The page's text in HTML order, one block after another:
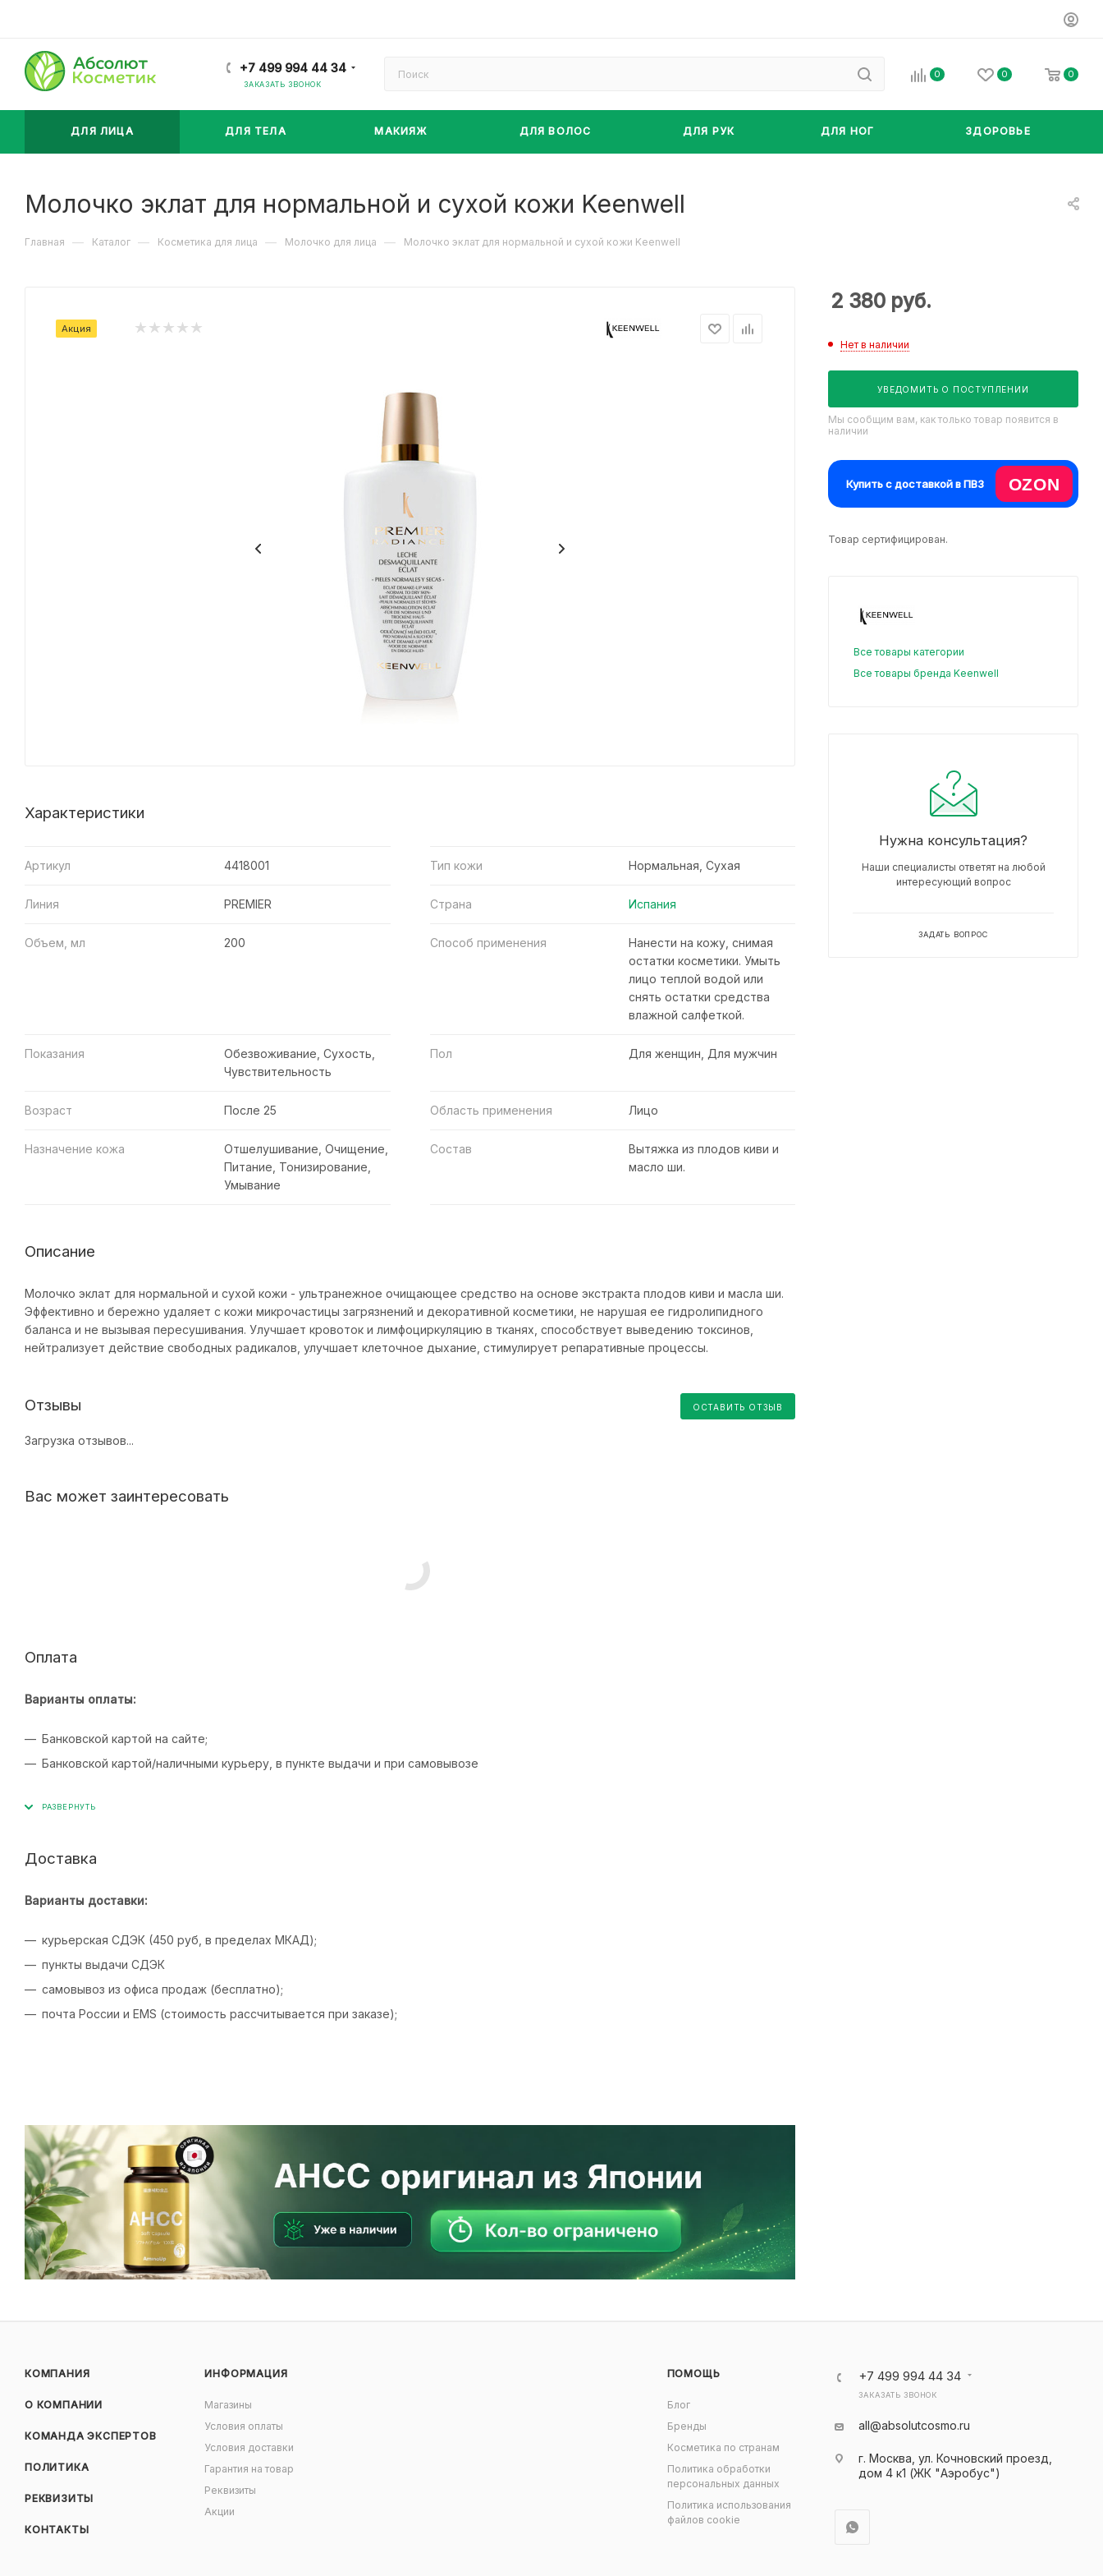
+7 499 994 44 34
ЗАКАЗАТЬ ЗВОНОК
0 0 0
ДЛЯ ЛИЦА ДЛЯ ТЕЛА МАКИЯЖ ДЛЯ ВОЛОС ДЛЯ РУК ДЛЯ НОГ ЗДОРОВЬЕ
Молочко эклат для нормальной и сухой кожи Keenwell
Главная — Каталог — Косметика для лица — Молочко для лица — Молочко эклат для нормальной и сухой кожи Keenwell
Акция
Характеристики
Артикул 4418001 Тип кожи Нормальная, Сухая
Линия PREMIER Страна Испания
Объем, мл 200 Способ применения
Нанести на кожу, снимая
остатки косметики. Умыть
лицо теплой водой или
снять остатки средства
влажной салфеткой.
Показания
Обезвоживание, Сухость,
Чувствительность
Пол Для женщин, Для мужчин
Возраст После 25 Область применения Лицо
Назначение кожа
Отшелушивание, Очищение,
Питание, Тонизирование,
Умывание
Состав
Вытяжка из плодов киви и
масло ши.
Описание
Молочко эклат для нормальной и сухой кожи - ультранежное очищающее средство на основе экстракта плодов киви и масла ши.
Эффективно и бережно удаляет с кожи микрочастицы загрязнений и декоративной косметики, не нарушая ее гидролипидного
баланса и не вызывая пересушивания. Улучшает кровоток и лимфоциркуляцию в тканях, способствует выведению токсинов,
нейтрализует действие свободных радикалов, улучшает клеточное дыхание, стимулирует репаративные процессы.
Отзывы ОСТАВИТЬ ОТЗЫВ
Загрузка отзывов...
Вас может заинтересовать
Оплата
Варианты оплаты:
Банковской картой на сайте;
Банковской картой/наличными курьеру, в пункте выдачи и при самовывозе
Доставка
Варианты доставки:
курьерская СДЭК (450 руб, в пределах МКАД);
пункты выдачи СДЭК
самовывоз из офиса продаж (бесплатно);
почта России и EMS (стоимость рассчитывается при заказе);
2 380 руб.
Нет в наличии
УВЕДОМИТЬ О ПОСТУПЛЕНИИ
Мы сообщим вам, как только товар появится в
наличии
Купить с доставкой в ПВЗ OZON
Товар сертифицирован.
Все товары категории
Все товары бренда Keenwell
Нужна консультация?
Наши специалисты ответят на любой
интересующий вопрос
ЗАДАТЬ ВОПРОС
КОМПАНИЯ
О КОМПАНИИ
КОМАНДА ЭКСПЕРТОВ
ПОЛИТИКА
РЕКВИЗИТЫ
КОНТАКТЫ
ИНФОРМАЦИЯ
Магазины
Условия оплаты
Условия доставки
Гарантия на товар
Реквизиты
Акции
ПОМОЩЬ
Блог
Бренды
Косметика по странам
Политика обработки
персональных данных
Политика использования
файлов cookie
+7 499 994 44 34
ЗАКАЗАТЬ ЗВОНОК
all@absolutcosmo.ru
г. Москва, ул. Кочновский проезд,
дом 4 к1 (ЖК "Аэробус")